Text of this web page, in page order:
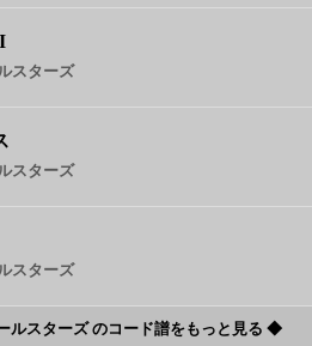
スターズ
ルスターズ のコード譜をもっと見る ◆
APPLE